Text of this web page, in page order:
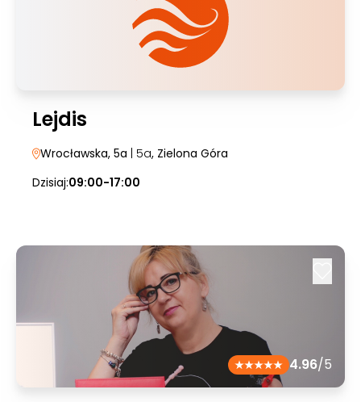
Lejdis
Wrocławska, 5a | 5a, Zielona Góra
Dzisiaj:09:00-17:00
4.96/5